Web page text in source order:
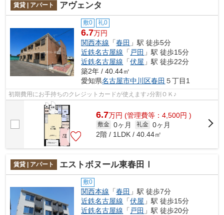
賃貸 | アパート アヴェンタ
敷0 礼0
6.7万円
関西本線 「春田 」駅 徒歩5分
近鉄名古屋線 「 戸田 」駅 徒歩15分
近鉄名古屋線 「伏屋 」駅 徒歩22分
築2年 / 40.44㎡
愛知県名古屋市中川区春田 ５丁目1
初期費用にお手持ちのクレジットカードが使えます♪分割ＯＫ♪
6.7万円 (管理費等：4,500円 )
敷金 0ヶ月 礼金 0ヶ月
2階 / 1LDK / 40.44㎡
賃貸 | アパート エストボヌール東春田Ⅰ
敷0
関西本線 「春田 」駅 徒歩7分
近鉄名古屋線 「伏屋 」駅 徒歩15分
近鉄名古屋線 「 戸田 」駅 徒歩20分